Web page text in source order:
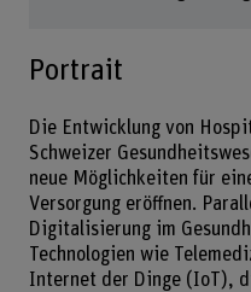
Portrait
Die Entwicklung von
Schweizer
neue Möglichkeiten für
Versorgung eröffnen.
Digitalisierung im
Technologien wie
Internet der Dinge (IoT),